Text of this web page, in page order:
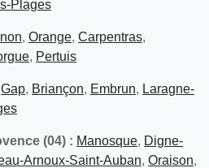
Plages
, Orange, Carpentras,
, Pertuis
Gap, Briançon, Embrun, Laragne-
(04) : Manosque, Digne-
Arnoux-Saint-Auban, Oraison,